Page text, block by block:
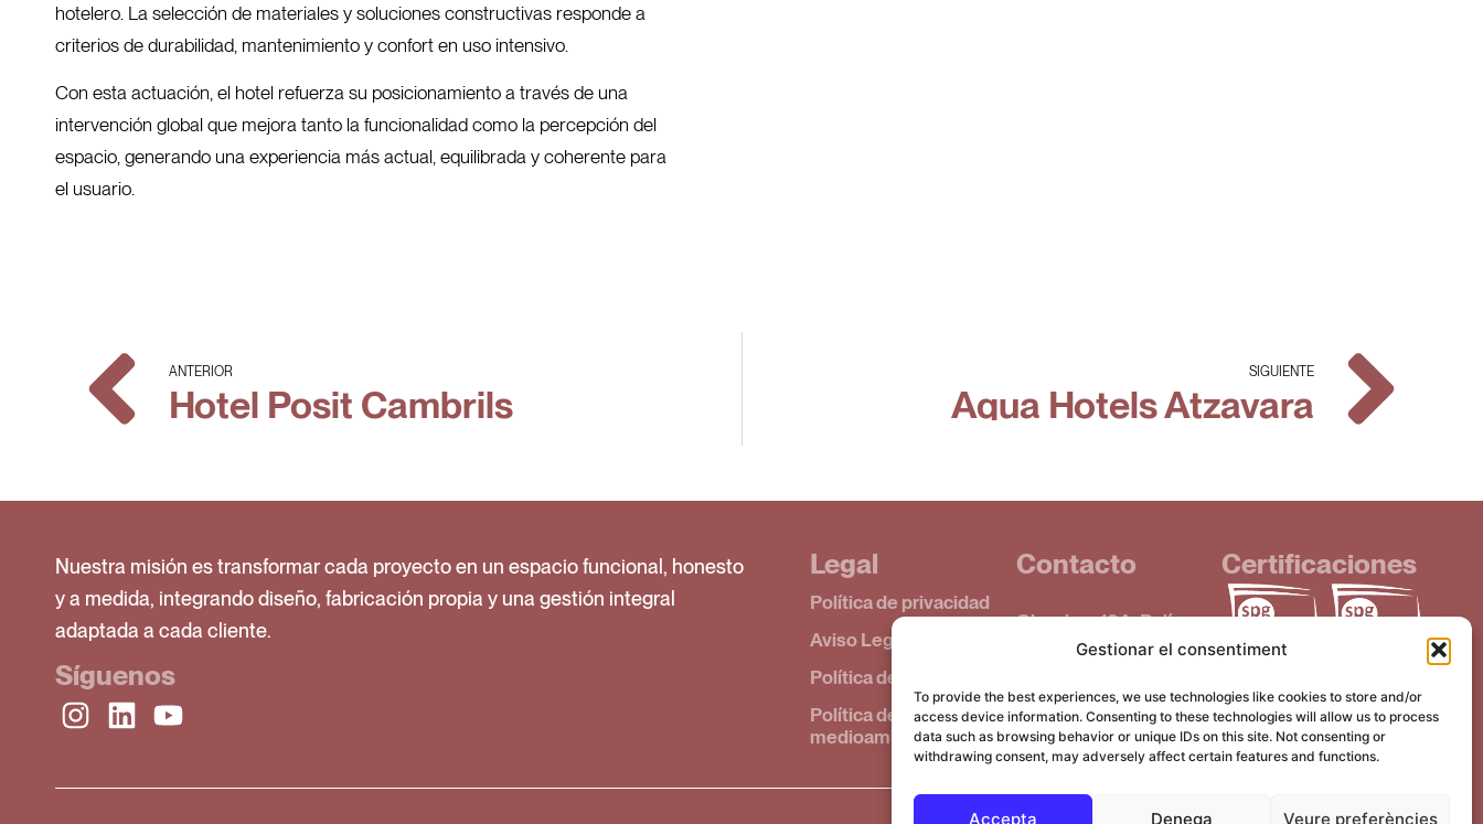
Gestionar el consentiment
To provide the best experiences, we use technologies like cookies to store and/or
access device information. Consenting to these technologies will allow us to process
data such as browsing behavior or unique IDs on this site. Not consenting or
withdrawing consent, may adversely affect certain features and functions.
Accepta Denega Veure preferències
hotelero. La selección de materiales y soluciones constructivas responde a
criterios de durabilidad, mantenimiento y confort en uso intensivo.
Con esta actuación, el hotel refuerza su posicionamiento a través de una
intervención global que mejora tanto la funcionalidad como la percepción del
espacio, generando una experiencia más actual, equilibrada y coherente para
el usuario.
ANTERIOR
Hotel Posit Cambrils
SIGUIENTE
Aqua Hotels Atzavara
Nuestra misión es transformar cada proyecto en un espacio funcional, honesto
y a medida, integrando diseño, fabricación propia y una gestión integral
adaptada a cada cliente.
Síguenos
Legal
Política de privacidad
Aviso Legal
Política de cookies (UE)
Política de calidad y
medioambiente
Contacto
Obradors 16A, Polígon
Santiga
de Mogoda
T. +34 933 893 262
Certificaciones